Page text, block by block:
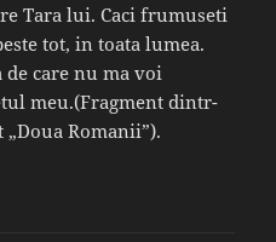
Tara lui. Caci frumuseti
tot, in toata lumea.
de care nu ma voi
meu.(Fragment dintr-
Romanii”).